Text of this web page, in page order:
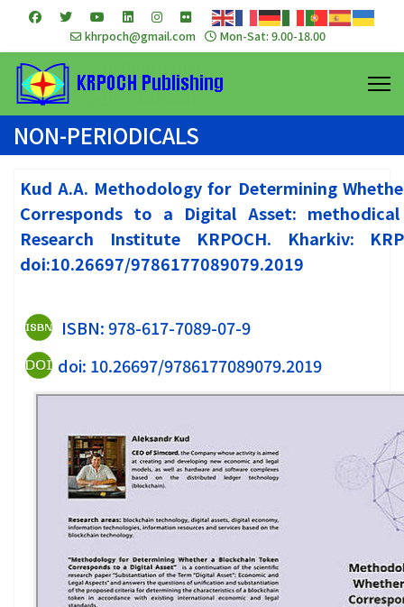
khrpoch@gmail.com Mon-Sat: 9.00-18.00
NON-PERIODICALS
Kud А.A. Methodology for Determining
Corresponds to a Digital Asset:
Research Institute KRPOCH. Kharkiv:
doi:10.26697/9786177089079.2019
ISBN: 978-617-7089-07-9
doi: 10.26697/9786177089079.2019